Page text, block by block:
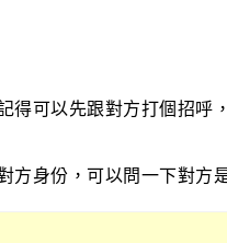
得可以先跟對方打個招呼
方身份，可以問一下對方